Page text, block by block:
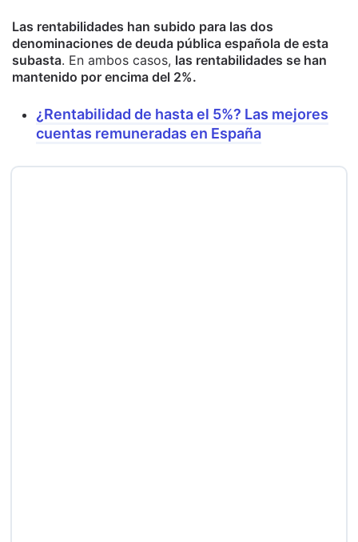
Las rentabilidades han subido para las dos
denominaciones de deuda pública española de esta
subasta. En ambos casos, las rentabilidades se han
mantenido por encima del 2%.
¿Rentabilidad de hasta el 5%? Las mejores
cuentas remuneradas en España